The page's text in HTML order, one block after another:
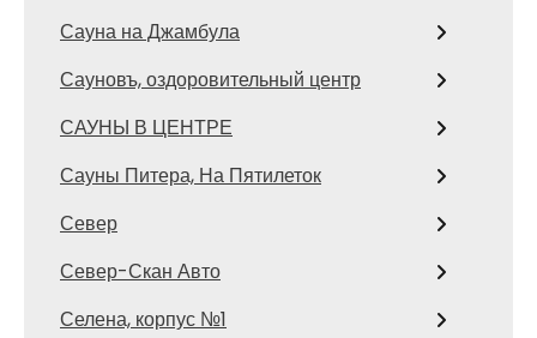
Сауна на Джамбула
Сауновъ, оздоровительный центр
САУНЫ В ЦЕНТРЕ
Сауны Питера, На Пятилеток
Север
Север-Скан Авто
Селена, корпус №1